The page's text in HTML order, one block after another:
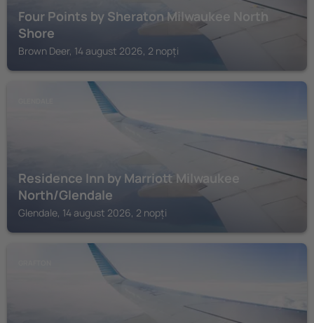
Four Points by Sheraton Milwaukee North
Shore
Brown Deer, 14 august 2026, 2 nopți
Residence Inn by Marriott Milwaukee
North/Glendale
Glendale, 14 august 2026, 2 nopți